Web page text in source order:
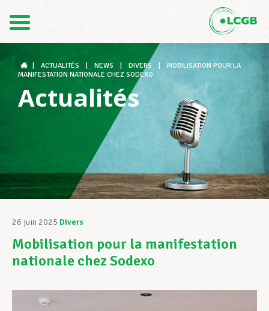
DE
Le LCGB
Structures syndicales
Assistance au Travail
Vos droits
Assistance en vie privée
ACTUALITÉS NEWS DIVERS
MOBILISATION POUR LA
MANIFESTATION NATIONALE CHEZ SODEXO
Actualités
26 juin 2025 Divers
Mobilisation pour la manifestation
nationale chez Sodexo